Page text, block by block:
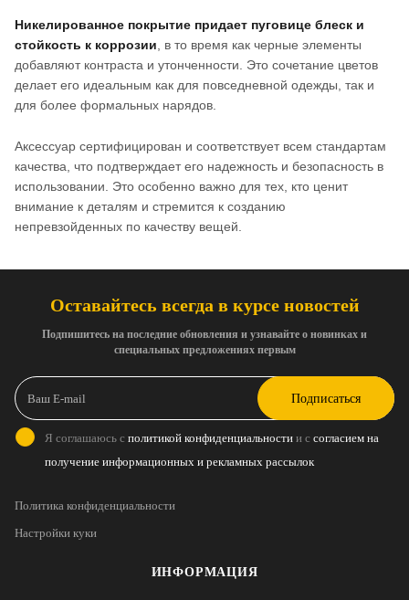
Никелированное покрытие придает пуговице блеск и
стойкость к коррозии , в то время как черные элементы
добавляют контраста и утонченности. Это сочетание цветов
делает его идеальным как для повседневной одежды, так и
для более формальных нарядов.
Аксессуар сертифицирован и соответствует всем стандартам
качества, что подтверждает его надежность и безопасность в
использовании. Это особенно важно для тех, кто ценит
внимание к деталям и стремится к созданию
непревзойденных по качеству вещей.
ИНФОРМАЦИЯ
Оставайтесь всегда в курсе новостей
Подпишитесь на последние обновления и узнавайте о новинках и
специальных предложениях первым
Подписаться
Я соглашаюсь с политикой конфиденциальности и с согласием на
получение информационных и рекламных рассылок
Политика конфиденциальности
Настройки куки